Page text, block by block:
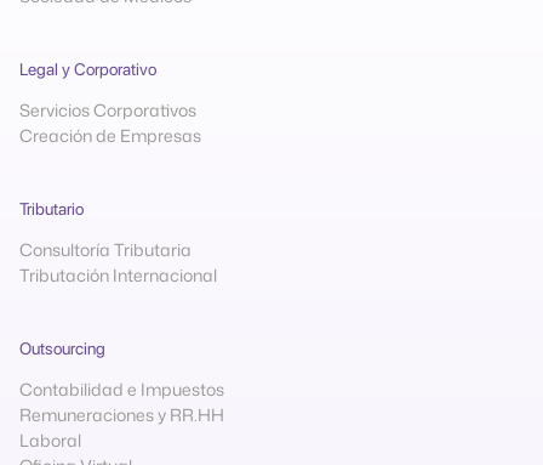
Legal y Corporativo
Servicios Corporativos
Creación de Empresas
Tributario
Consultoría Tributaria
Tributación Internacional
Outsourcing
Contabilidad e Impuestos
Remuneraciones y RR.HH
Laboral